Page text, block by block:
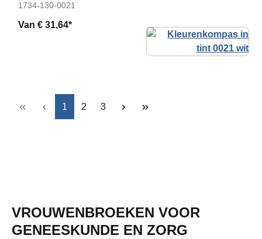
1734-130-0021
Van € 31,64*
Pagina
1 Pagina
2 Pagina
3
VROUWENBROEKEN VOOR
GENEESKUNDE EN ZORG